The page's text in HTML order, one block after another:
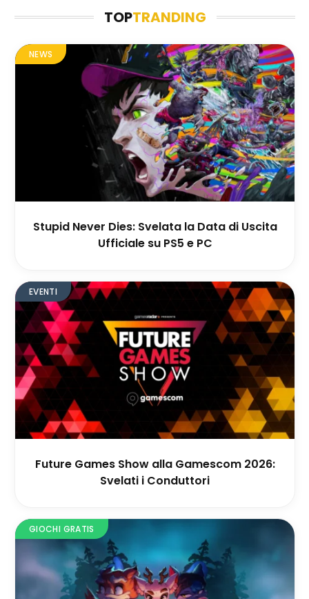
TOPTRANDING
NEWS
Stupid Never Dies: Svelata la Data di Uscita
Ufficiale su PS5 e PC
EVENTI
Future Games Show alla Gamescom 2026:
Svelati i Conduttori
GIOCHI GRATIS